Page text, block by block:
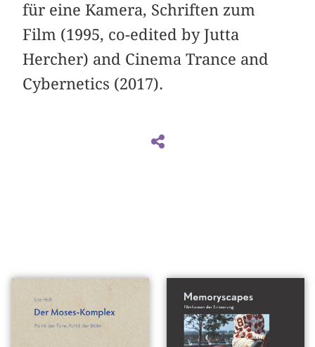
für eine Kamera, Schriften zum
Film (1995, co-edited by Jutta
Hercher) and Cinema Trance and
Cybernetics (2017).